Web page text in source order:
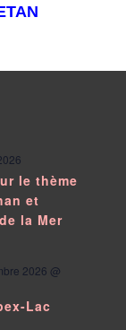
le thème
et
la Mer
2026 @
Lac